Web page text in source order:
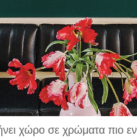
χώρο σε χρώματα πιο